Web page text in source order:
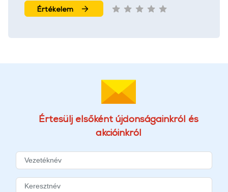
Értékelem
Értesülj elsőként újdonságainkról és
akcióinkról